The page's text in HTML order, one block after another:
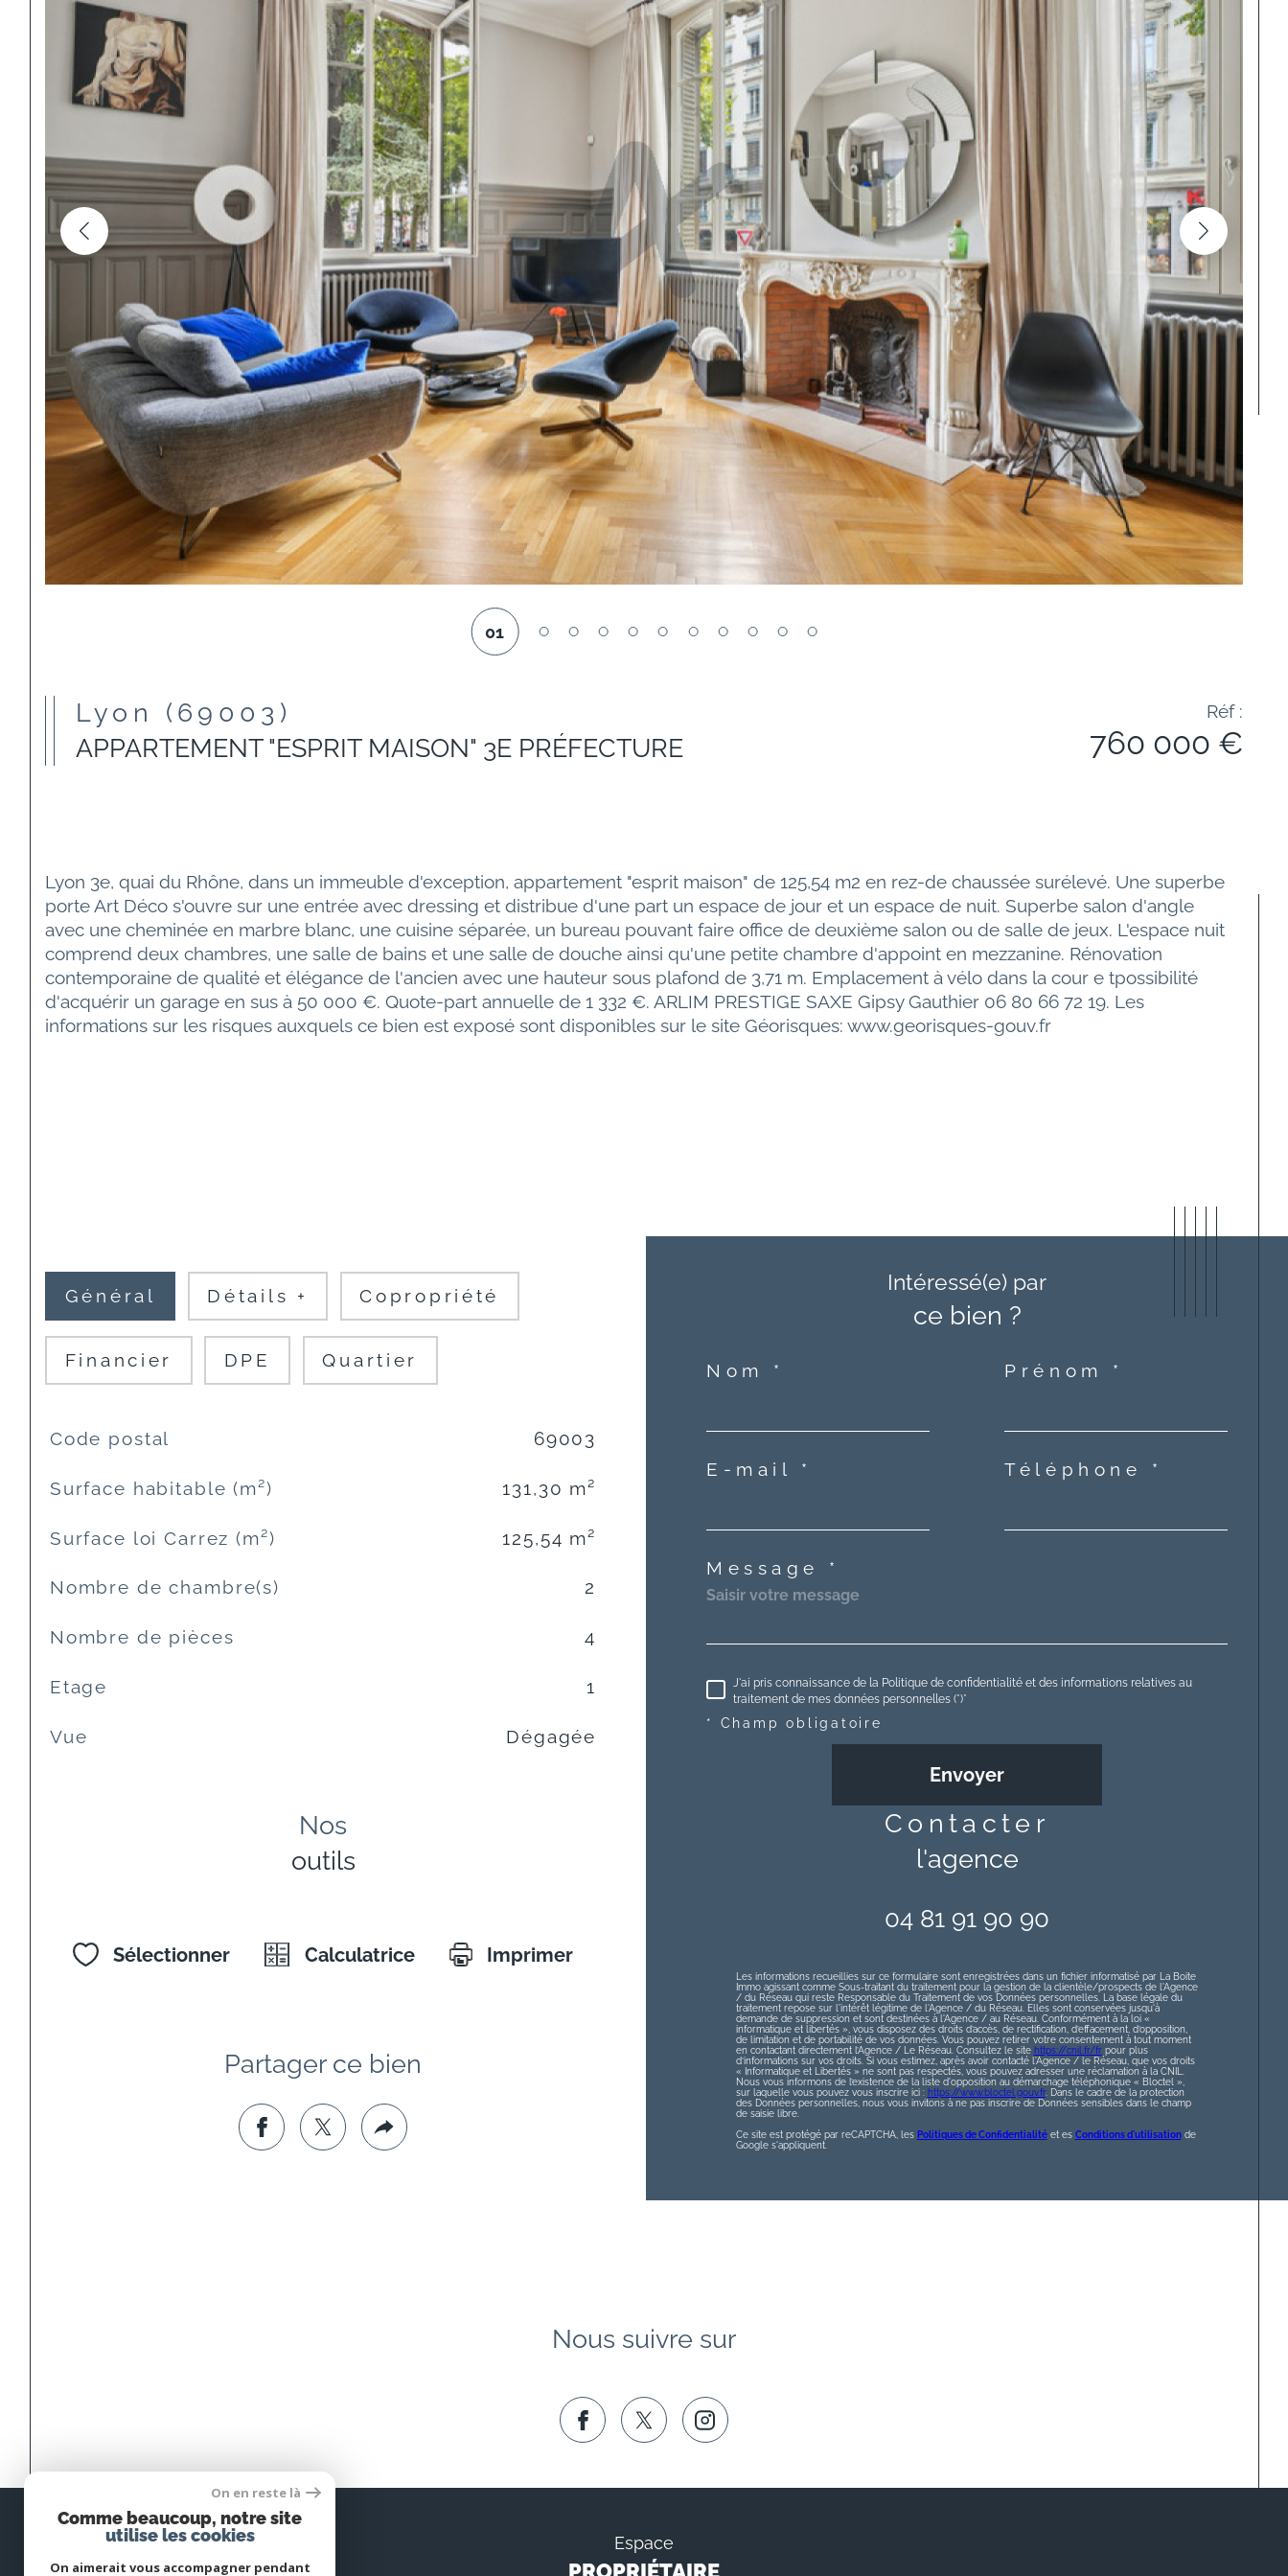
01
Lyon (69003)
APPARTEMENT "ESPRIT MAISON" 3E PRÉFECTURE
Réf :
760 000 €
Lyon 3e, quai du Rhône, dans un immeuble d'exception, appartement "esprit maison" de 125,54 m2 en rez-de chaussée surélevé. Une superbe
porte Art Déco s'ouvre sur une entrée avec dressing et distribue d'une part un espace de jour et un espace de nuit. Superbe salon d'angle
avec une cheminée en marbre blanc, une cuisine séparée, un bureau pouvant faire office de deuxième salon ou de salle de jeux. L'espace nuit
comprend deux chambres, une salle de bains et une salle de douche ainsi qu'une petite chambre d'appoint en mezzanine. Rénovation
contemporaine de qualité et élégance de l'ancien avec une hauteur sous plafond de 3,71 m. Emplacement à vélo dans la cour e tpossibilité
d'acquérir un garage en sus à 50 000 €. Quote-part annuelle de 1 332 €. ARLIM PRESTIGE SAXE Gipsy Gauthier 06 80 66 72 19. Les
informations sur les risques auxquels ce bien est exposé sont disponibles sur le site Géorisques: www.georisques-gouv.fr
Général Détails + Copropriété
Financier DPE Quartier
TRAD_SIROCCO_Caracteristique
Code postal 69003
Surface habitable (m²) 131,30 m²
Surface loi Carrez (m²) 125,54 m²
Nombre de chambre(s) 2
Nombre de pièces 4
Etage 1
Vue Dégagée
Nos
outils
Sélectionner Calculatrice Imprimer
Partager ce bien
Intéressé(e) par
ce bien ?
Nom * Prénom *
E-mail * Téléphone *
Message *
J'ai pris connaissance de la Politique de confidentialité et des informations relatives au
traitement de mes données personnelles (*)*
* Champ obligatoire
Envoyer
contacter
l'agence
04 81 91 90 90
Les informations recueillies sur ce formulaire sont enregistrées dans un fichier informatisé par La Boite
Immo agissant comme Sous-traitant du traitement pour la gestion de la clientèle/prospects de l'Agence
/ du Réseau qui reste Responsable du Traitement de vos Données personnelles. La base légale du
traitement repose sur l'intérêt légitime de l'Agence / du Réseau. Elles sont conservées jusqu'à
demande de suppression et sont destinées à l'Agence / au Réseau. Conformément à la loi «
informatique et libertés », vous disposez des droits d’accès, de rectification, d’effacement, d’opposition,
de limitation et de portabilité de vos données. Vous pouvez retirer votre consentement à tout moment
en contactant directement l’Agence / Le Réseau. Consultez le site https://cnil.fr/frpour plus
d’informations sur vos droits. Si vous estimez, après avoir contacté l'Agence / le Réseau, que vos droits
« Informatique et Libertés » ne sont pas respectés, vous pouvez adresser une réclamation à la CNIL.
Nous vous informons de l’existence de la liste d'opposition au démarchage téléphonique « Bloctel »,
sur laquelle vous pouvez vous inscrire ici : https://www.bloctel.gouv.fr. Dans le cadre de la protection
des Données personnelles, nous vous invitons à ne pas inscrire de Données sensibles dans le champ
de saisie libre.
Ce site est protégé par reCAPTCHA, les Politiques de Confidentialitéet es Conditions d'utilisationde
Google s'appliquent.
Nous suivre sur
Espace
PROPRIÉTAIRE
On en reste là
Comme beaucoup, notre site
utilise les cookies
On aimerait vous accompagner pendant